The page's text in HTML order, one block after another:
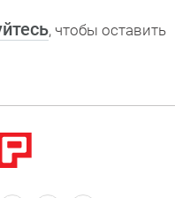
, чтобы оставить